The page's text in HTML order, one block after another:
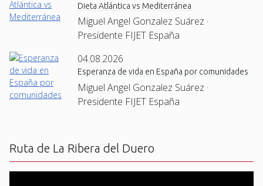
Dieta Atlántica vs Mediterránea
Miguel Angel Gonzalez Suárez ·
Presidente FIJET España
04.08.2026
Esperanza de vida en España por comunidades
Miguel Angel Gonzalez Suárez ·
Presidente FIJET España
Ruta de La Ribera del Duero